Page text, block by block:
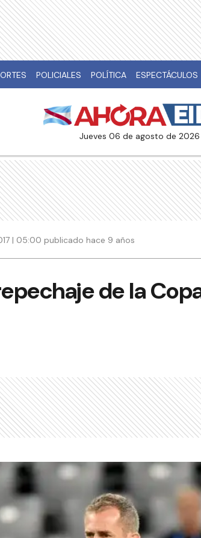
POLICIALES POLÍTICA ESPECTÁCULOS
jueves 06 de agosto de 2026
| 05:00 publicado hace 9 años
de la